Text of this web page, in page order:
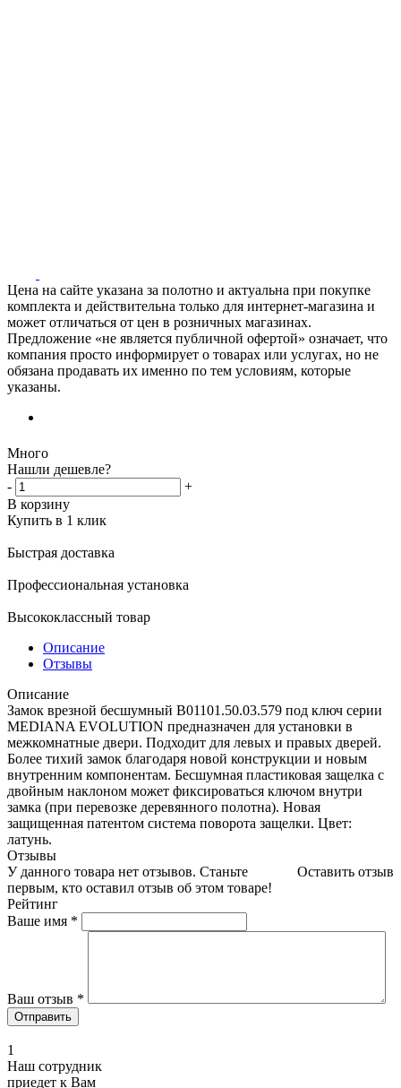
Цена на сайте указана за полотно и актуальна при покупке
комплекта и действительна только для интернет-магазина и
может отличаться от цен в розничных магазинах.
Предложение «не является публичной офертой» означает, что
компания просто информирует о товарах или услугах, но не
обязана продавать их именно по тем условиям, которые
указаны.
Много
Нашли дешевле?
-
+
В корзину
Купить в 1 клик
Быстрая доставка
Профессиональная установка
Высококлассный товар
Описание
Отзывы
Описание
Замок врезной бесшумный B01101.50.03.579 под ключ серии
MEDIANA EVOLUTION предназначен для установки в
межкомнатные двери. Подходит для левых и правых дверей.
Более тихий замок благодаря новой конструкции и новым
внутренним компонентам. Бесшумная пластиковая защелка с
двойным наклоном может фиксироваться ключом внутри
замка (при перевозке деревянного полотна). Новая
защищенная патентом система поворота защелки. Цвет:
латунь.
Отзывы
Оставить отзыв
У данного товара нет отзывов. Станьте
первым, кто оставил отзыв об этом товаре!
Рейтинг
Ваше имя *
Ваш отзыв *
1
Наш сотрудник
приедет к Вам